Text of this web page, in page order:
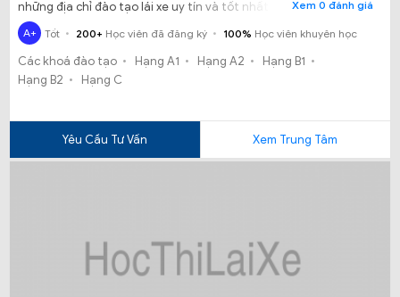
những địa chỉ đào tạo lái xe uy tín và tốt nhất tại Hà Nội, đây là
nơi tuyệt vời để đăng ký học bằng lái xe.
Xem 0 đánh giá
A+ Tốt 200+ Học viên đã đăng ký 100% Học viên khuyên học
Các khoá đào tạo Hạng A1 Hạng A2
Hạng B1
Hạng B2
Hạng C
Yêu Cầu Tư Vấn Xem Trung Tâm